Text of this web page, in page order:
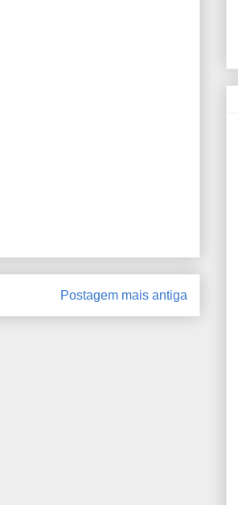
Postagem mais antiga